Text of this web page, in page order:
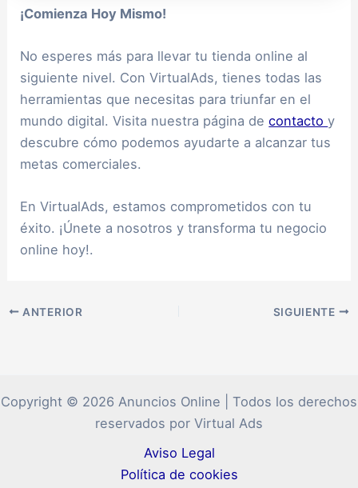
¡Comienza Hoy Mismo!
No esperes más para llevar tu tienda online al
siguiente nivel. Con VirtualAds, tienes todas las
herramientas que necesitas para triunfar en el
mundo digital. Visita nuestra página decontactoy
descubre cómo podemos ayudarte a alcanzar tus
metas comerciales.
En VirtualAds, estamos comprometidos con tu
éxito. ¡Únete a nosotros y transforma tu negocio
online hoy!.
ANTERIOR SIGUIENTE
Copyright © 2026 Anuncios Online | Todos los derechos
reservados por Virtual Ads
Aviso Legal
Política de cookies